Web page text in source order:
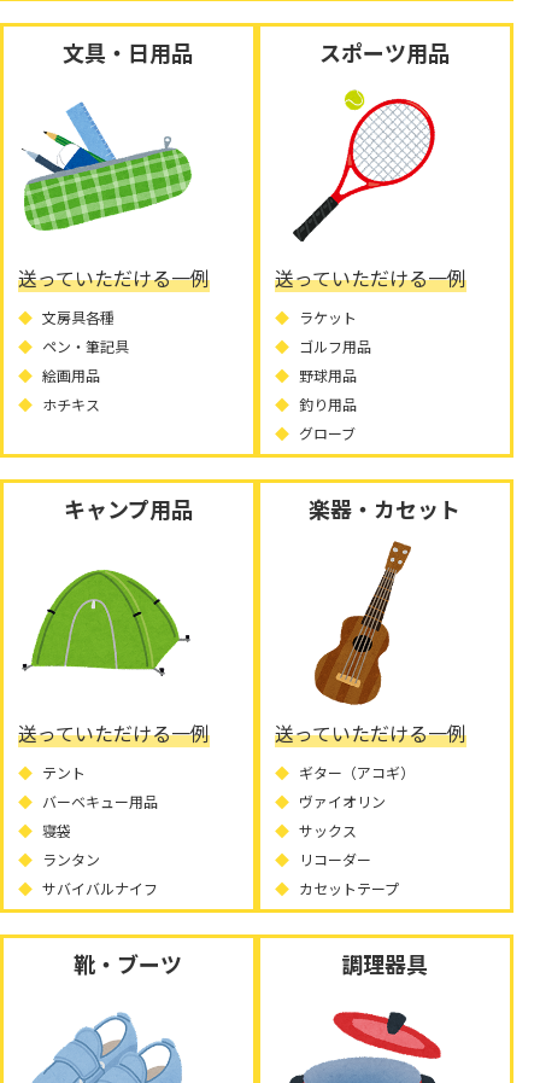
文具・日用品
送っていただける一例
文房具各種
ペン・筆記具
絵画用品
ホチキス
スポーツ用品
送っていただける一例
ラケット
ゴルフ用品
野球用品
釣り用品
グローブ
キャンプ用品
送っていただける一例
テント
バーベキュー用品
寝袋
ランタン
サバイバルナイフ
楽器・カセット
送っていただける一例
ギター（アコギ）
ヴァイオリン
サックス
リコーダー
カセットテープ
靴・ブーツ 調理器具